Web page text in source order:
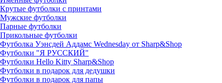
Крутые футболки с принтами
Мужские футболки
Парные футболки
Прикольные футболки
Футболка Уэнсдей Аддамс Wednesday от Sharp&Shop
Футболки "Я РУССКИЙ"
Футболки Hello Kitty Sharp&Shop
Футболки в подарок для дедушки
Футболки в подарок для папы